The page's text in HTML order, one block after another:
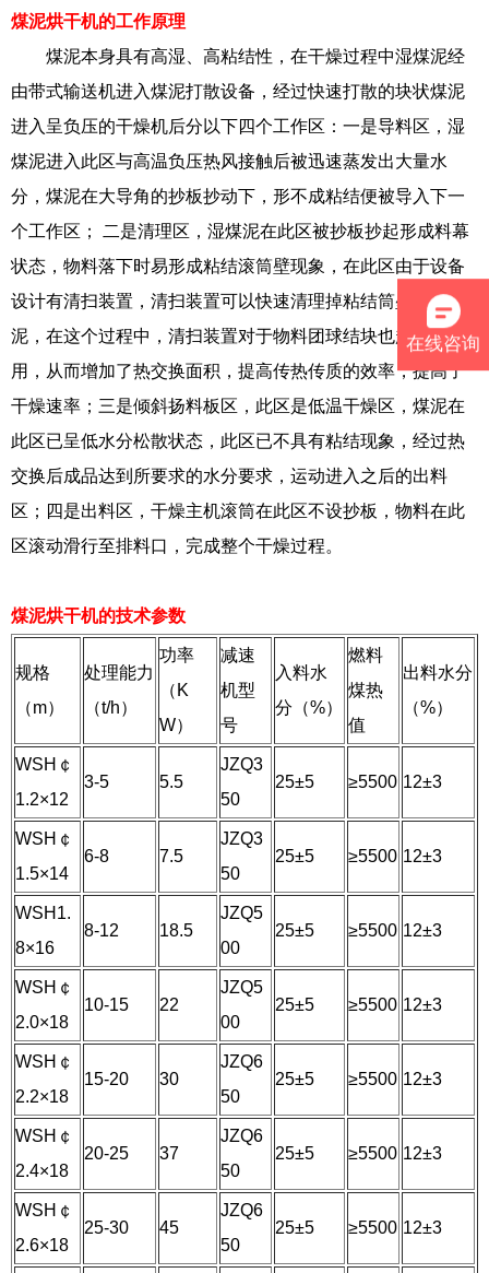
煤泥烘干机的工作原理
煤泥本身具有高湿、高粘结性，在干燥过程中湿煤泥经
由带式输送机进入煤泥打散设备，经过快速打散的块状煤泥
进入呈负压的干燥机后分以下四个工作区：一是导料区，湿
煤泥进入此区与高温负压热风接触后被迅速蒸发出大量水
分，煤泥在大导角的抄板抄动下，形不成粘结便被导入下一
个工作区； 二是清理区，湿煤泥在此区被抄板抄起形成料幕
状态，物料落下时易形成粘结滚筒壁现象，在此区由于设备
设计有清扫装置，清扫装置可以快速清理掉粘结筒壁的煤
泥，在这个过程中，清扫装置对于物料团球结块也起破碎作
用，从而增加了热交换面积，提高传热传质的效率，提高了
干燥速率；三是倾斜扬料板区，此区是低温干燥区，煤泥在
此区已呈低水分松散状态，此区已不具有粘结现象，经过热
交换后成品达到所要求的水分要求，运动进入之后的出料
区；四是出料区，干燥主机滚筒在此区不设抄板，物料在此
区滚动滑行至排料口，完成整个干燥过程。
煤泥烘干机的技术参数
规格
（m）
处理能力
（t/h）
功率
（K
W）
减速
机型
号
入料水
分（%）
燃料
煤热
值
出料水分
（%）
WSH￠
1.2×12
3-5 5.5
JZQ3
50
25±5 ≥5500 12±3
WSH￠
1.5×14
6-8 7.5
JZQ3
50
25±5 ≥5500 12±3
WSH1.
8×16
8-12 18.5
JZQ5
00
25±5 ≥5500 12±3
WSH￠
2.0×18
10-15 22
JZQ5
00
25±5 ≥5500 12±3
WSH￠
2.2×18
15-20 30
JZQ6
50
25±5 ≥5500 12±3
WSH￠
2.4×18
20-25 37
JZQ6
50
25±5 ≥5500 12±3
WSH￠
2.6×18
25-30 45
JZQ6
50
25±5 ≥5500 12±3
在线咨询